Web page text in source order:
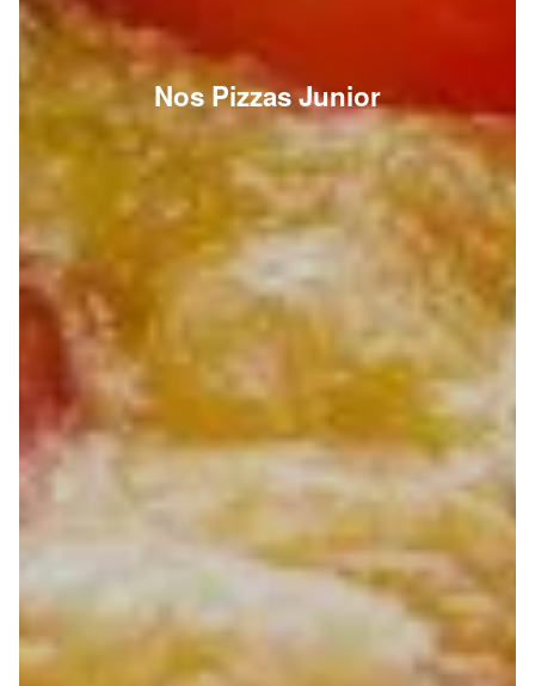
Nos Pizzas Junior